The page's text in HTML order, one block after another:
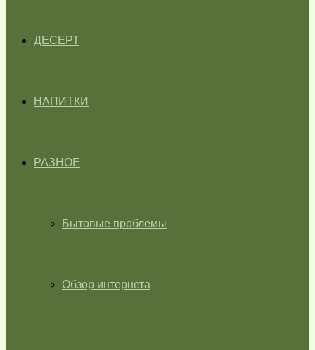
ДЕСЕРТ
НАПИТКИ
РАЗНОЕ
Бытовые проблемы
Обзор интернета